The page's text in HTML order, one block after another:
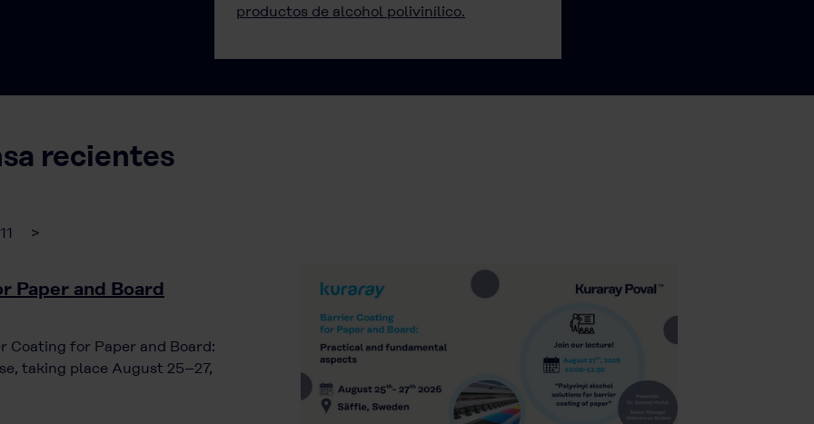
productos de alcohol polivinílico.
recientes
11 >
Paper and Board
for Paper and Board:
taking place August 25–27,